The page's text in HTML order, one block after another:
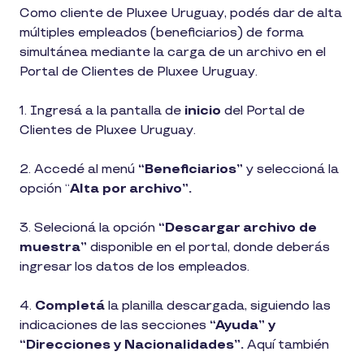
Como cliente de Pluxee Uruguay, podés dar de alta
múltiples empleados (beneficiarios) de forma
simultánea mediante la carga de un archivo en el
Portal de Clientes de Pluxee Uruguay.
1. Ingresá a la pantalla de inicio del Portal de
Clientes de Pluxee Uruguay.
2. Accedé al menú “Beneficiarios” y seleccioná la
opción “Alta por archivo”.
3. Selecioná la opción “Descargar archivo de
muestra” disponible en el portal, donde deberás
ingresar los datos de los empleados.
4. Completá la planilla descargada, siguiendo las
indicaciones de las secciones “Ayuda” y
“Direcciones y Nacionalidades”. Aquí también